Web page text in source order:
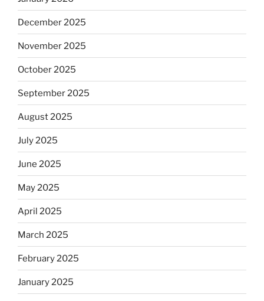
December 2025
November 2025
October 2025
September 2025
August 2025
July 2025
June 2025
May 2025
April 2025
March 2025
February 2025
January 2025